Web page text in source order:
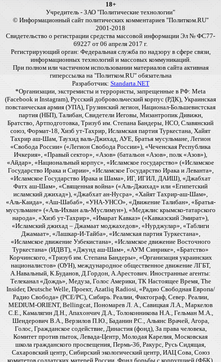
18+
Учредитель - ЗАО "Политические технологии"
© Информационный сайт политических комментариев "Политком.RU"
2001-2018
Свидетельство о регистрации средства массовой информации Эл № ФС77-
69227 от 06 апреля 2017 г.
Регистрирующий орган: Федеральная служба по надзору в сфере связи,
информационных технологий и массовых коммуникаций.
При полном или частичном использовании материалов сайта активная
гиперссылка на "Политком.RU" обязательна
Разработчик: Standarta.NET
*Организации, экстремисты и террористы, запрещенные в РФ: Meta
(Facebook и Instagram), Русский добровольческий корпус (РДК), Украинская
повстанческая армия (УПА), Грузинский легион, Национал-Большевистская
партия (НБП), Талибан, Свидетели Иеговы, Мизантропик Дивижн,
Братство, Артподготовка, Тризуб им. Степана Бандеры, НСО, Славянский
союз, Формат-18, Хизб ут-Тахрир, Исламская партия Туркестана, Хайят
Тахрир аш-Шам, Таухид валь-Джихад, АУЕ, Братья мусульмане, Легион
«Свобода России» («Легион Свобода России»), «Чеченская Республика
Ичкерия», «Правый сектор», «Азов» (батальон «Азов», полк «Азов»),
«Айдар», «Национальный корпус», «Исламское государство» («Исламское
Государство Ирака и Сирии», «Исламское Государство Ирака и Леванта»,
«Исламское Государство Ирака и Шама», ИГ, ИГИЛ, ДАИШ), «Джабхат
Фатх аш-Шам», «Священная война» («Аль-Джихад» или «Египетский
исламский джихад»), «Джабхат ан-Нусра», «Хайят Тахрир-аш-Шам»,
«Аль-Каида», «Аш-Шабаб», «УНА-УНСО», «Движение Талибан», «Братья-
мусульмане» («Аль-Ихван аль-Муслимун»), «Меджлис крымско-татарского
народа», «Хизб ут-Тахрир», «Имарат Кавказ» («Кавказский Эмират»),
«Исламский джихад – Джамаат моджахедов», «Нурджулар», «Таблиги
Джамаат», «Лашкар-И-Тайба», «Исламская партия Туркестана»,
«Исламское движение Узбекистана», «Исламское движение Восточного
Туркестана» (ИДВТ), «Джунд аш-Шам», «АУМ Синрике», «Братство»
Корчинского, «Тризуб им. Степана Бандеры», «Организация украинских
националистов» (ОУН), международное общественное движение ЛГБТ,
А.Навальный, К.Буданов, Д.Гордон, А.Арестович. Иностранные агенты:
Телеканал «Дождь», Медуза, Голос Америки, ТК Настоящее Время, The
Insider, Deutsche Welle, Проект, Azatliq Radiosi, «Радио Свободная Европа/
Радио Свобода» (PCE/PC), Сибирь. Реалии, Фактограф, Север. Реалии,
MEDIUM-ORIENT, Bellingcat, Пономарев Л. А., Савицкая Л.А., Маркелов
С.Е., Камалягин Д.Н., Апахончич Д.А., Толоконникова Н.А., Гельман М.А.,
Шендерович В.А., Верзилов П.Ю., Баданин Р.С., Альянс Врачей, Агора,
Голос, Гражданское содействие, Династия (фонд), За права человека,
Комитет против пыток, Левада-Центр, Молодая Карелия, Московская
школа гражданского просвещения, Пермь-36, Ракурс, Русь Сидящая,
Сахаровский центр, Сибирский экологический центр, ИАЦ Сова, Союз
комитетов солдатских матерей России, Фонд борьбы с коррупцией (ФБК),